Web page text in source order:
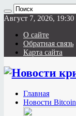
Август 7, 2026, 19:30
О сайте
Обратная связь
Карта сайта
Главная
Новости Bitcoin